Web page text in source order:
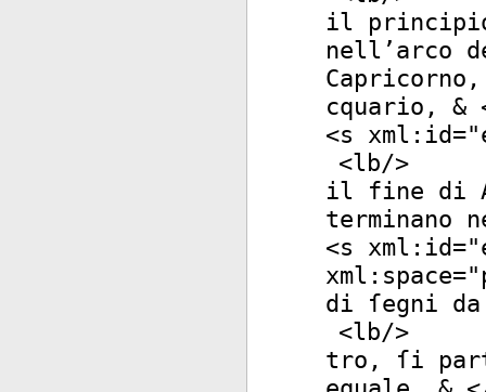
il
nell’arco
cquario, &
<s xml:id="
<lb/>
il fine di
terminano
<s xml:id="
xml:space="
di ſegni
<lb/>
tro, ſi